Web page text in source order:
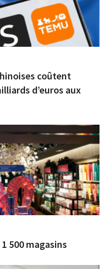
coûtent
d’euros aux
500 magasins